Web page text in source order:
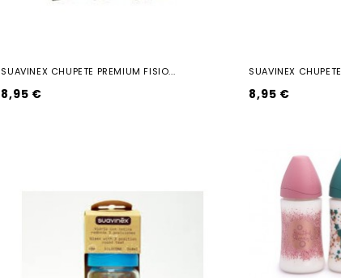
SUAVINEX CHUPETE PREMIUM FISIO...
8,95 €
SUAVINEX
8,95 €